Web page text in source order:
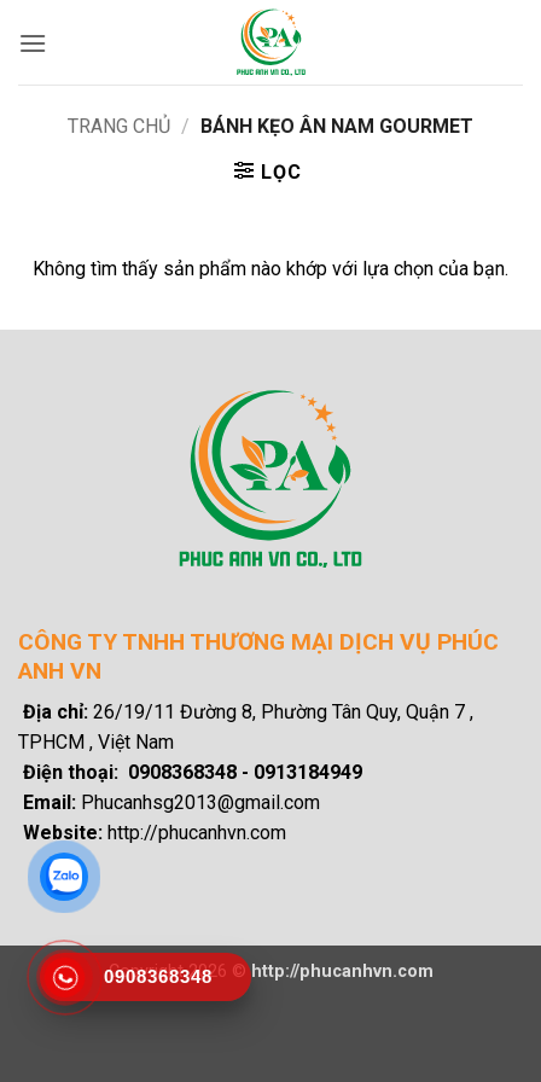
qua
TRANG CHỦ / BÁNH KẸO ÂN NAM GOURMET
LỌC
Không tìm thấy sản phẩm nào khớp với lựa chọn của bạn.
CÔNG TY TNHH THƯƠNG MẠI DỊCH VỤ PHÚC
ANH VN
Địa chỉ: 26/19/11 Đường 8, Phường Tân Quy, Quận 7 ,
TPHCM , Việt Nam
Điện thoại: 0908368348 - 0913184949
Email: Phucanhsg2013@gmail.com
Website: http://phucanhvn.com
Copyright 2026 ©http://phucanhvn.com
0908368348